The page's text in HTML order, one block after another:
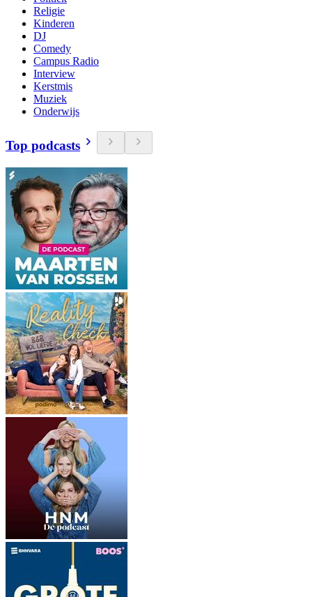
Religie
Kinderen
DJ
Comedy
Campus Radio
Interview
Kerstmis
Muziek
Onderwijs
Top podcasts